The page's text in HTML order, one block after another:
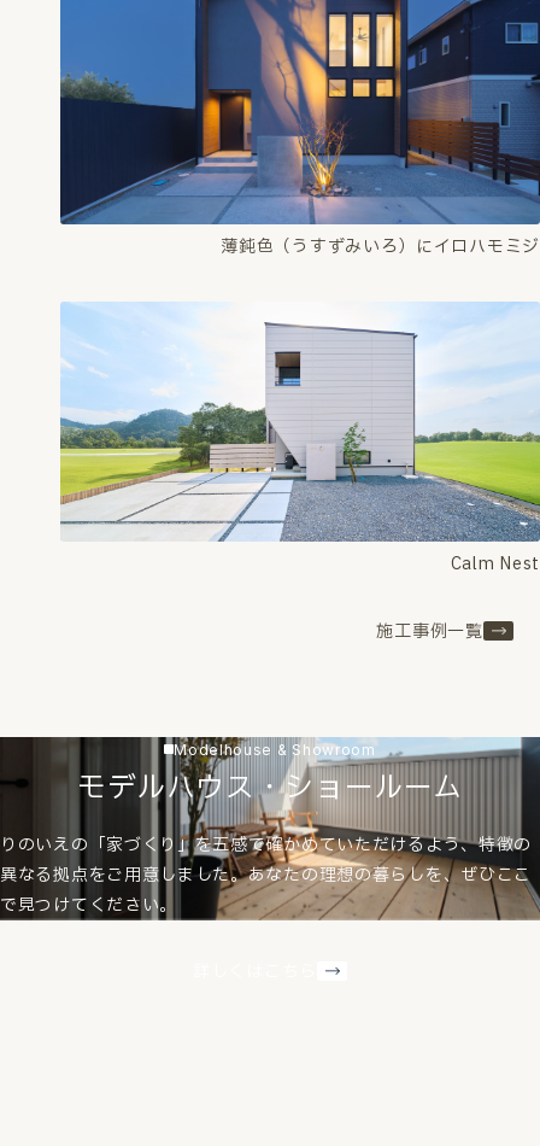
薄鈍色（うすずみいろ）にイロハモミジ
Calm Nest
施工事例一覧
Modelhouse & Showroom
モデルハウス・ショールーム
りのいえの「家づくり」を五感で確かめていただけるよう、特徴の
異なる拠点をご用意しました。あなたの理想の暮らしを、ぜひここ
で見つけてください。